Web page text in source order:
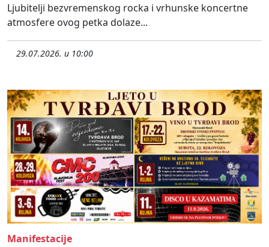
Ljubitelji bezvremenskog rocka i vrhunske koncertne
atmosfere ovog petka dolaze...
29.07.2026. u 10:00
Manifestacije